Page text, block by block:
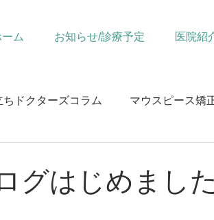
ーム お知らせ/診療予定 医院紹
ちドクターズコラム マウスピース矯
グはじめました